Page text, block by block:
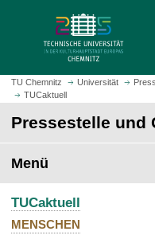
m
H
t
s
i
e
a
u
f
r
TU Chemnitz Universität
TUCaktuell
Pressestelle und
Menü
TUCaktuell
MENSCHEN